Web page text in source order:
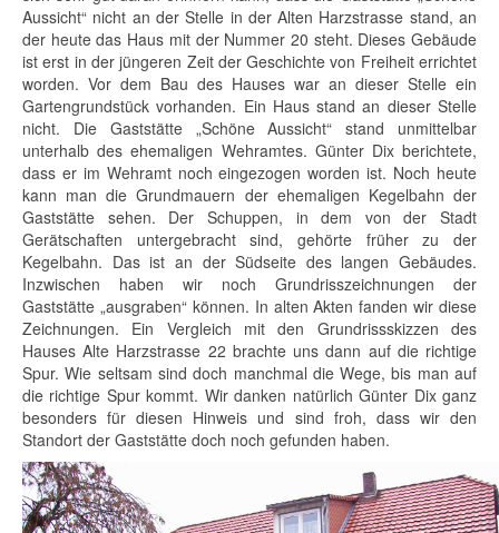
Aussicht“ nicht an der Stelle in der Alten Harzstrasse stand, an
der heute das Haus mit der Nummer 20 steht. Dieses Gebäude
ist erst in der jüngeren Zeit der Geschichte von Freiheit errichtet
worden. Vor dem Bau des Hauses war an dieser Stelle ein
Gartengrundstück vorhanden. Ein Haus stand an dieser Stelle
nicht. Die Gaststätte „Schöne Aussicht“ stand unmittelbar
unterhalb des ehemaligen Wehramtes. Günter Dix berichtete,
dass er im Wehramt noch eingezogen worden ist. Noch heute
kann man die Grundmauern der ehemaligen Kegelbahn der
Gaststätte sehen. Der Schuppen, in dem von der Stadt
Gerätschaften untergebracht sind, gehörte früher zu der
Kegelbahn. Das ist an der Südseite des langen Gebäudes.
Inzwischen haben wir noch Grundrisszeichnungen der
Gaststätte „ausgraben“ können. In alten Akten fanden wir diese
Zeichnungen. Ein Vergleich mit den Grundrissskizzen des
Hauses Alte Harzstrasse 22 brachte uns dann auf die richtige
Spur. Wie seltsam sind doch manchmal die Wege, bis man auf
die richtige Spur kommt. Wir danken natürlich Günter Dix ganz
besonders für diesen Hinweis und sind froh, dass wir den
Standort der Gaststätte doch noch gefunden haben.